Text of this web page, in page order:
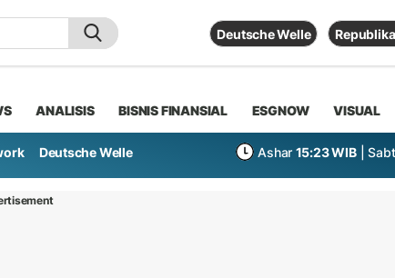
Deutsche Welle
ANALISIS BISNIS FINANSIAL ESGNOW VISUAL
Deutsche Welle Ashar 15:23 WIB |